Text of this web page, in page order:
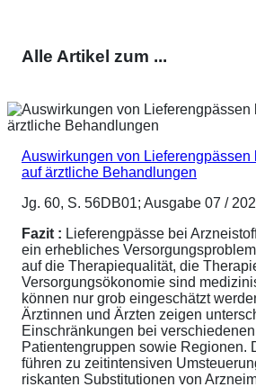
Alle Artikel zum ...
Auswirkungen von Lieferengpässen
auf ärztliche Behandlungen
Jg. 60, S. 56DB01; Ausgabe 07 /
Fazit : Lieferengpässe bei
ein erhebliches
auf die Therapiequalität, die
Versorgungsökonomie sind
können nur grob eingeschätzt
Ärztinnen und Ärzten zeigen
Einschränkungen bei
Patientengruppen sowie Regionen.
führen zu zeitintensiven
riskanten Substitutionen von